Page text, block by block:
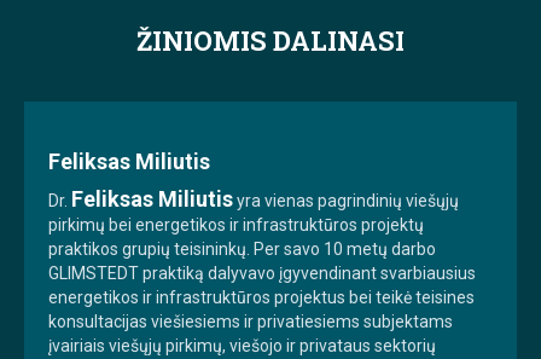
ŽINIOMIS DALINASI
Feliksas Miliutis
Dr. Feliksas Miliutisyra vienas pagrindinių viešųjų
pirkimų bei energetikos ir infrastruktūros projektų
praktikos grupių teisininkų. Per savo 10 metų darbo
GLIMSTEDT praktiką dalyvavo įgyvendinant svarbiausius
energetikos ir infrastruktūros projektus bei teikė teisines
konsultacijas viešiesiems ir privatiesiems subjektams
įvairiais viešųjų pirkimų, viešojo ir privataus sektorių